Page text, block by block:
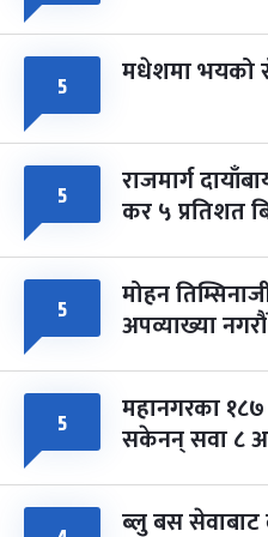
५ मधेशमा भयको
५ राजमार्ग
कर ५ प्रतिशत
५ मोहन
अपव्याख्या नगरौं
५ महानगरका
सकेनन् सवा ८
ब्लु बस